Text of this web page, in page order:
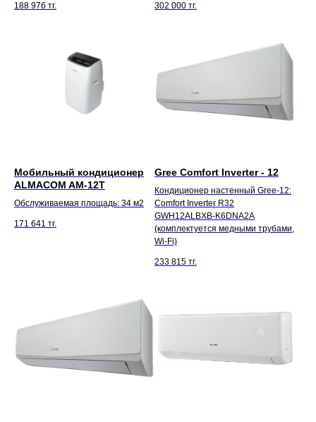
188 976 тг. 302 000 тг.
Мобильный кондиционер
ALMACOM AM-12T
Обслуживаемая площадь: 34 м2
171 641 тг.
Gree Comfort Inverter - 12
Кондиционер настенный Gree-12:
Comfort Inverter R32
GWH12ALBXB-K6DNA2A
(комплектуется медными трубами,
Wi-Fi)
233 815 тг.